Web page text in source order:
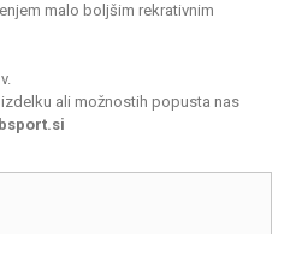
malo boljšim rekrativnim
ali možnostih popusta nas